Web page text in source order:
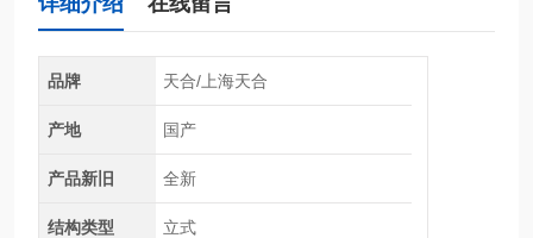
品牌 天合/上海天合
产地 国产
产品新旧 全新
结构类型 立式